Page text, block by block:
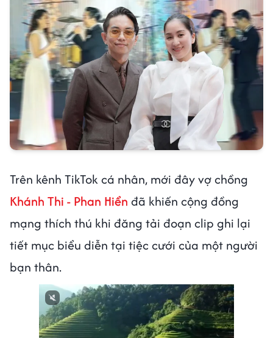
Trên kênh TikTok cá nhân, mới đây vợ chồng
Khánh Thi - Phan Hiển đã khiến cộng đồng
mạng thích thú khi đăng tải đoạn clip ghi lại
tiết mục biểu diễn tại tiệc cưới của một người
bạn thân.